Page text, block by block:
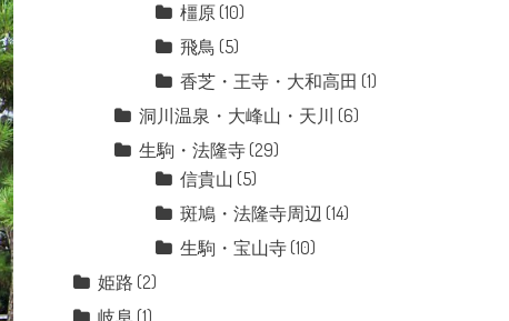
橿原 (10)
飛鳥 (5)
香芝・王寺・大和高田 (1)
洞川温泉・大峰山・天川 (6)
生駒・法隆寺 (29)
信貴山 (5)
斑鳩・法隆寺周辺 (14)
生駒・宝山寺 (10)
姫路 (2)
岐阜 (1)